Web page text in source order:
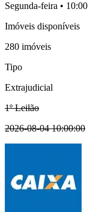
Segunda-feira • 10:00
Imóveis disponíveis
280 imóveis
Tipo
Extrajudicial
1º Leilão
2026-08-04 10:00:00